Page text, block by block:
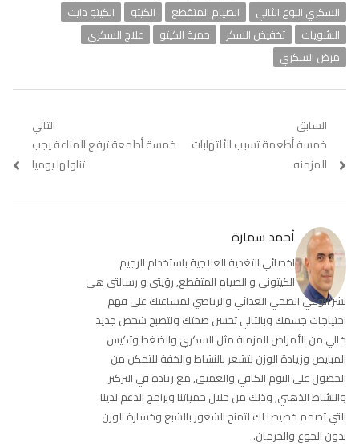
السكري النوع الثاني
الصيام المتقطع الكيتو
الكيتو دايت
النشويات
تخفيض السكر حمية الكيتو
علاج السكري
مرض السكري
تصفّح
المقالات
السابق
Previous
post:
خمسة أطعمة تسبب الألتهابات
المزمنه
التالي
Next
خمسة أطمعة ترفع المناعة يجب
تناولها يوميا
أحمد سمارة
اخصائي التغذية العلاجية باستخدام الرجيم
الكيتوني و الصيام المتقطع, رؤيتي و رسالتي هي
نشر الوعي الصحي الغذائي والرياضي لمساعتك على فهم
احتياجات جسمك وبالتالي تحسن صحتك ولتصبح شخص جديد
خالي من الأمراض المزمنة مثل السكري والضغط وتكيس
المبايض وزيادة الوزن لتشعر بالنشاط والخفة للتمكن من
الحصول على النوم الكافي والعميق, مع زيادة في التركيز
والنشاط الذهني, وذلك من خلال حمياتنا وبرامج الدعم لدينا
التي تصمم خصيصا لك لتمنح الشعور بالشبع وخسارة الوزن
بدون الجوع والحرمان.